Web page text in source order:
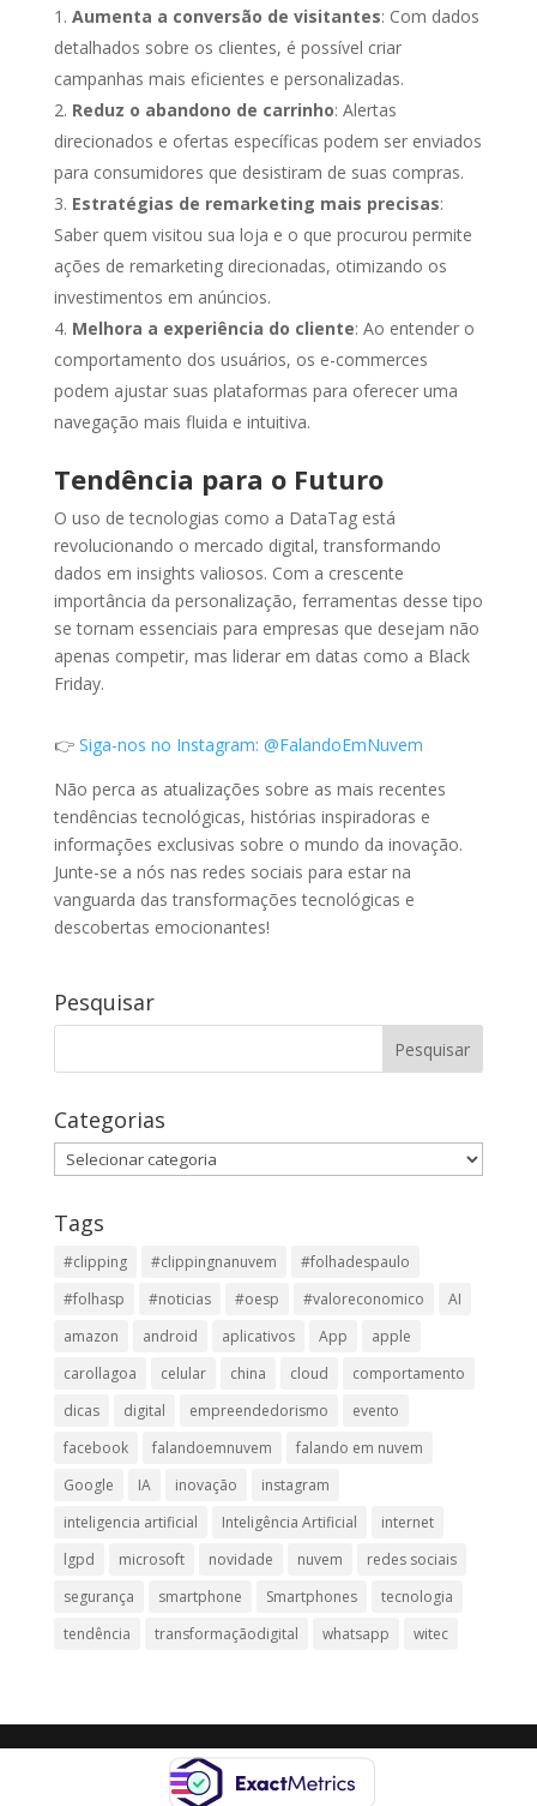
Aumenta a conversão de visitantes: Com dados
detalhados sobre os clientes, é possível criar
campanhas mais eficientes e personalizadas.
Reduz o abandono de carrinho: Alertas
direcionados e ofertas específicas podem ser enviados
para consumidores que desistiram de suas compras.
Estratégias de remarketing mais precisas:
Saber quem visitou sua loja e o que procurou permite
ações de remarketing direcionadas, otimizando os
investimentos em anúncios.
Melhora a experiência do cliente: Ao entender o
comportamento dos usuários, os e-commerces
podem ajustar suas plataformas para oferecer uma
navegação mais fluida e intuitiva.
Tendência para o Futuro
O uso de tecnologias como a DataTag está
revolucionando o mercado digital, transformando
dados em insights valiosos. Com a crescente
importância da personalização, ferramentas desse tipo
se tornam essenciais para empresas que desejam não
apenas competir, mas liderar em datas como a Black
Friday.
👉 Siga-nos no Instagram: @FalandoEmNuvem
Não perca as atualizações sobre as mais recentes
tendências tecnológicas, histórias inspiradoras e
informações exclusivas sobre o mundo da inovação.
Junte-se a nós nas redes sociais para estar na
vanguarda das transformações tecnológicas e
descobertas emocionantes!
Pesquisar
Categorias
Categorias
Tags
#clipping #clippingnanuvem
#folhadespaulo
#folhasp
#noticias #oesp #valoreconomico
AI
amazon
android aplicativos App
apple
carollagoa
celular china cloud
comportamento
dicas
digital empreendedorismo
evento
facebook
falandoemnuvem
falando em nuvem
Google
IA inovação
instagram
inteligencia artificial
Inteligência Artificial
internet
lgpd
microsoft novidade nuvem
redes sociais
segurança
smartphone Smartphones
tecnologia
tendência
transformaçãodigital whatsapp witec